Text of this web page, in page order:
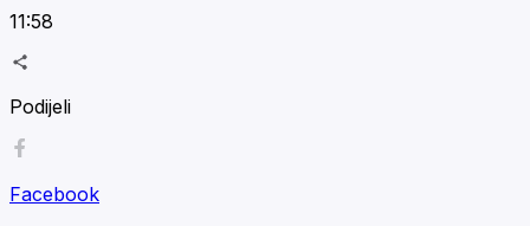
11:58
Podijeli
Facebook